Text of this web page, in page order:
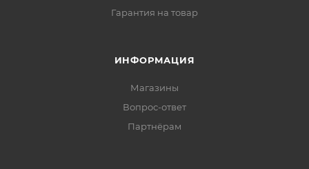
Гарантия на товар
ИНФОРМАЦИЯ
Магазины
Вопрос-ответ
Партнёрам